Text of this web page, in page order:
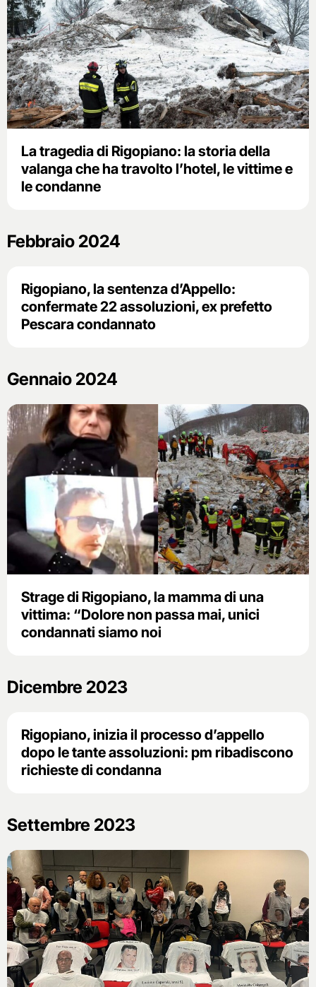
La tragedia di Rigopiano: la storia della
valanga che ha travolto l’hotel, le vittime e
le condanne
Febbraio 2024
Rigopiano, la sentenza d’Appello:
confermate 22 assoluzioni, ex prefetto
Pescara condannato
Gennaio 2024
Strage di Rigopiano, la mamma di una
vittima: “Dolore non passa mai, unici
condannati siamo noi
Dicembre 2023
Rigopiano, inizia il processo d’appello
dopo le tante assoluzioni: pm ribadiscono
richieste di condanna
Settembre 2023